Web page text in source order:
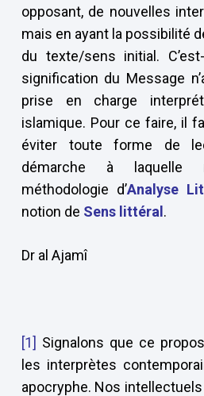
opposant, de nouvelles
mais en ayant la possibilité
du texte/sens initial.
signification du Message
prise en charge
islamique. Pour ce faire, il
éviter toute forme de
démarche à laquelle
méthodologie d’Analyse
notion de Sens littéral .
Dr al Ajamî
[1] Signalons que ce
les interprètes
apocryphe. Nos